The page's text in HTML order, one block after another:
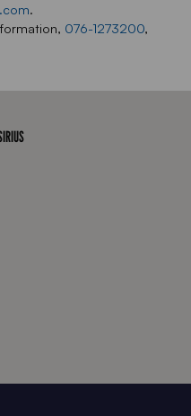
.
076-1273200,